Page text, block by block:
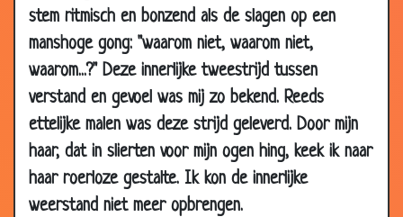
stem ritmisch en bonzend als de slagen op een
manshoge gong: "waarom niet, waarom niet,
waarom...?" Deze innerlijke tweestrijd tussen
verstand en gevoel was mij zo bekend. Reeds
ettelijke malen was deze strijd geleverd. Door mijn
haar, dat in slierten voor mijn ogen hing, keek ik naar
haar roerloze gestalte. Ik kon de innerlijke
weerstand niet meer opbrengen.
2008
10 Jan
2008
Raar bankoverval
07 Jan
2008
Een kleine verrassing
07 Jan
2008
Trots op hun man 3.14
07 Jan
Door de woestijn